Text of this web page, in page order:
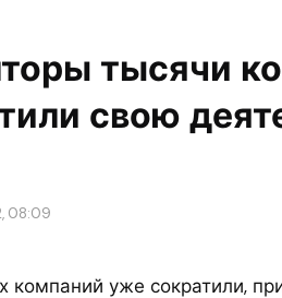
тысячи
свою
08:09
компаний уже сократили,